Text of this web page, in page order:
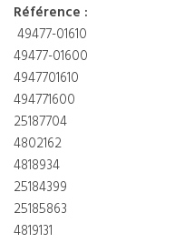
Référence :
49477-01610
49477-01600
4947701610
494771600
25187704
4802162
4818934
25184399
25185863
4819131